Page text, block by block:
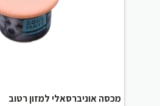
מכסה אוניברסאלי למזון רטוב